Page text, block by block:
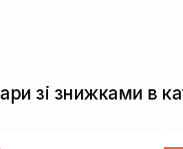
зі знижками в